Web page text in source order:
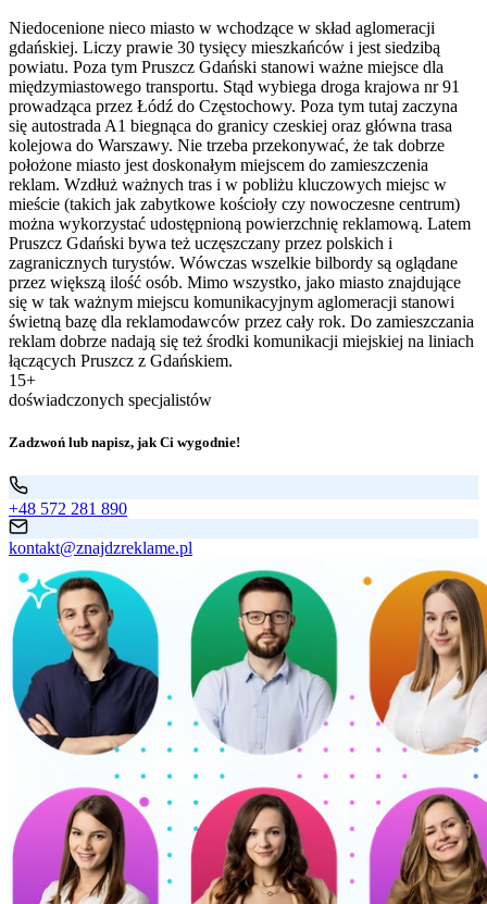
Niedocenione nieco miasto w wchodzące w skład aglomeracji
gdańskiej. Liczy prawie 30 tysięcy mieszkańców i jest siedzibą
powiatu. Poza tym Pruszcz Gdański stanowi ważne miejsce dla
międzymiastowego transportu. Stąd wybiega droga krajowa nr 91
prowadząca przez Łódź do Częstochowy. Poza tym tutaj zaczyna
się autostrada A1 biegnąca do granicy czeskiej oraz główna trasa
kolejowa do Warszawy. Nie trzeba przekonywać, że tak dobrze
położone miasto jest doskonałym miejscem do zamieszczenia
reklam. Wzdłuż ważnych tras i w pobliżu kluczowych miejsc w
mieście (takich jak zabytkowe kościoły czy nowoczesne centrum)
można wykorzystać udostępnioną powierzchnię reklamową. Latem
Pruszcz Gdański bywa też uczęszczany przez polskich i
zagranicznych turystów. Wówczas wszelkie bilbordy są oglądane
przez większą ilość osób. Mimo wszystko, jako miasto znajdujące
się w tak ważnym miejscu komunikacyjnym aglomeracji stanowi
świetną bazę dla reklamodawców przez cały rok. Do zamieszczania
reklam dobrze nadają się też środki komunikacji miejskiej na liniach
łączących Pruszcz z Gdańskiem.
15+
doświadczonych specjalistów
Zadzwoń lub napisz, jak Ci wygodnie!
+48 572 281 890
kontakt@znajdzreklame.pl